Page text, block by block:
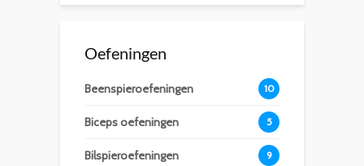
Oefeningen
Beenspieroefeningen 10
Biceps oefeningen 5
Bilspieroefeningen 9